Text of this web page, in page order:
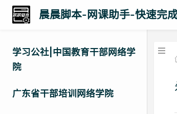
晨晨脚本-网课助手-快速完
学习公社|中国教育干部网络学
院
广东省干部培训网络学院